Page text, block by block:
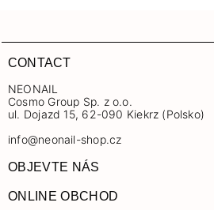
CONTACT
NEONAIL
Cosmo Group Sp. z o.o.
ul. Dojazd 15, 62-090 Kiekrz (Polsko)
info@neonail-shop.cz
OBJEVTE NÁS
ONLINE OBCHOD